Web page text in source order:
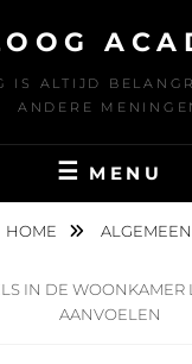
IS ALTIJD
ANDERE
MENU
HOME ALGEMEEN
IN DE WOONKAMER
AANVOELEN